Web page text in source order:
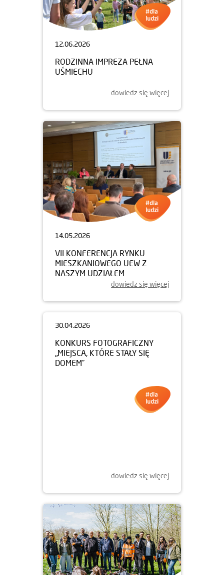
12.06.2026
RODZINNA IMPREZA PEŁNA
UŚMIECHU
dowiedz się więcej
14.05.2026
VII KONFERENCJA RYNKU
MIESZKANIOWEGO UEW Z
NASZYM UDZIAŁEM
dowiedz się więcej
dowiedz się więcej